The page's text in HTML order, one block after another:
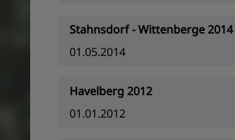
Stahnsdorf - Wittenberge 2014
01.05.2014
Havelberg 2012
01.01.2012